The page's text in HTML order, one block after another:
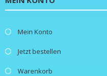
Mein Konto
Jetzt bestellen
Warenkorb